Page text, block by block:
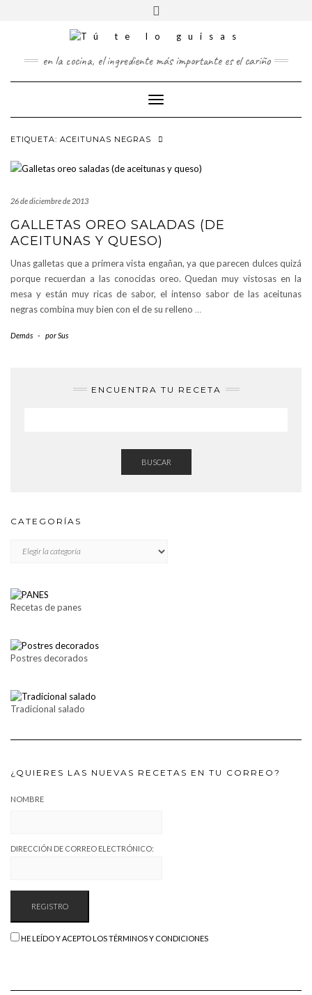
FOLLOW
US
FACEBOOK
TWITTER
INSTAGRAM
cabecera
en la cocina, el ingrediente más importante es el cariño
Cambiar
modo
navegación
ETIQUETA: ACEITUNAS NEGRAS
26 de diciembre de 2013
GALLETAS OREO SALADAS (DE
ACEITUNAS Y QUESO)
Unas galletas que a primera vista engañan, ya que parecen dulces quizá
porque recuerdan a las conocidas oreo. Quedan muy vistosas en la
mesa y están muy ricas de sabor, el intenso sabor de las aceitunas
negras combina muy bien con el de su relleno …
Demás - porSus
ENCUENTRA TU RECETA
BUSCAR
CATEGORÍAS
Recetas de panes
Postres decorados
Tradicional salado
¿QUIERES LAS NUEVAS RECETAS EN TU CORREO?
NOMBRE
DIRECCIÓN DE CORREO ELECTRÓNICO:
HE LEÍDO Y ACEPTO LOS TÉRMINOS Y CONDICIONES